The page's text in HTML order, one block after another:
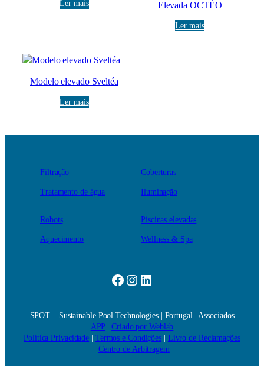
Ler mais
Elevada OCTÉO
Ler mais
Modelo elevado Sveltéa
Ler mais
Filtração
Tratamento de água
Coberturas
Iluminação
Robots
Aquecimento
Piscinas elevadas
Wellness & Spa
Facebook
Instagram
LinkedIn
SPOT – Sustainable Pool Technologies | Portugal | Associados
APP |Criado por Weblab
Política Privacidade
Termos e Condições
Livro de Reclamações
Centro de Arbitragem